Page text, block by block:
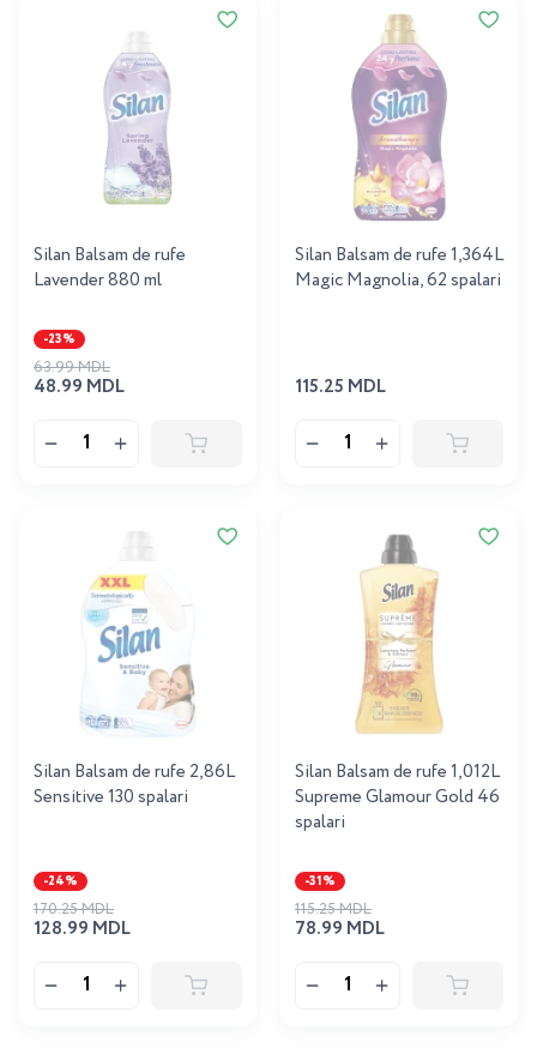
Silan Balsam de rufe
Lavender 880 ml
-23%
48.99 MDL
63.99 MDL
Silan Balsam de rufe 1,364L
Magic Magnolia, 62 spalari
115.25 MDL
Silan Balsam de rufe 2,86L
Sensitive 130 spalari
-24%
128.99 MDL
170.25 MDL
Silan Balsam de rufe 1,012L
Supreme Glamour Gold 46
spalari
-31%
78.99 MDL
115.25 MDL